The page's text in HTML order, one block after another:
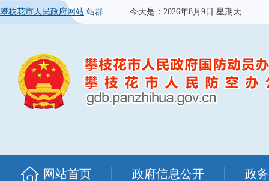
攀枝花市人民政府网站 站群 今天是： 2026年8月9日 星期天
网站首页 政府信息公开 政